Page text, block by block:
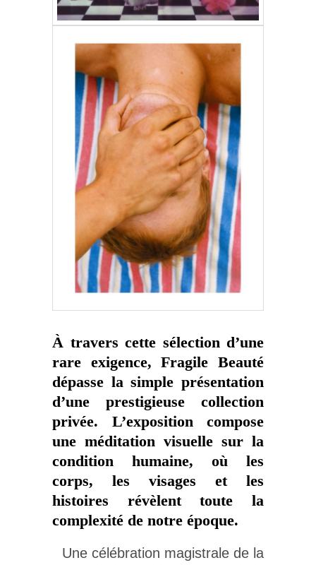
À travers cette sélection d’une
rare exigence, Fragile Beauté
dépasse la simple présentation
d’une prestigieuse collection
privée. L’exposition compose
une méditation visuelle sur la
condition humaine, où les
corps, les visages et les
histoires révèlent toute la
complexité de notre époque.
Une célébration magistrale de la